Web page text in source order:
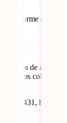
o charme de
metros de altura,
telhados coloridos
em 1431, hoje